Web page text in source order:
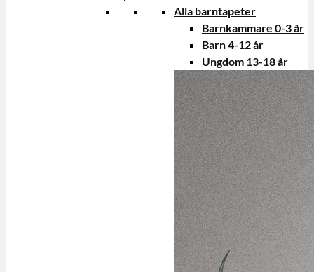
Alla barntapeter
Barnkammare 0-3 år
Barn 4-12 år
Ungdom 13-18 år